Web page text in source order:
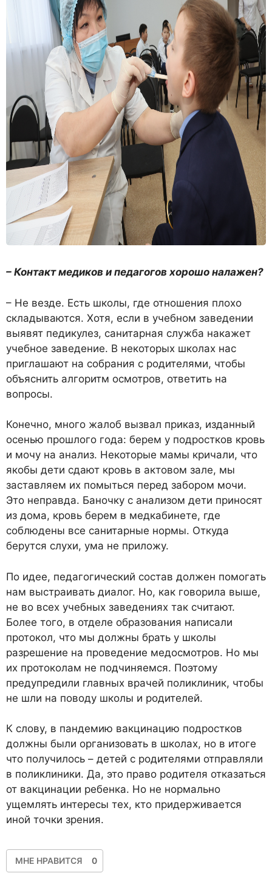
– Контакт медиков и педагогов хорошо налажен?
– Не везде. Есть школы, где отношения плохо
складываются. Хотя, если в учебном заведении
выявят педикулез, санитарная служба накажет
учебное заведение. В некоторых школах нас
приглашают на собрания с родителями, чтобы
объяснить алгоритм осмотров, ответить на
вопросы.
Конечно, много жалоб вызвал приказ, изданный
осенью прошлого года: берем у подростков кровь
и мочу на анализ. Некоторые мамы кричали, что
якобы дети сдают кровь в актовом зале, мы
заставляем их помыться перед забором мочи.
Это неправда. Баночку с анализом дети приносят
из дома, кровь берем в медкабинете, где
соблюдены все санитарные нормы. Откуда
берутся слухи, ума не приложу.
По идее, педагогический состав должен помогать
нам выстраивать диалог. Но, как говорила выше,
не во всех учебных заведениях так считают.
Более того, в отделе образования написали
протокол, что мы должны брать у школы
разрешение на проведение медосмотров. Но мы
их протоколам не подчиняемся. Поэтому
предупредили главных врачей поликлиник, чтобы
не шли на поводу школы и родителей.
К слову, в пандемию вакцинацию подростков
должны были организовать в школах, но в итоге
что получилось – детей с родителями отправляли
в поликлиники. Да, это право родителя отказаться
от вакцинации ребенка. Но не нормально
ущемлять интересы тех, кто придерживается
иной точки зрения.
МНЕ НРАВИТСЯ 0